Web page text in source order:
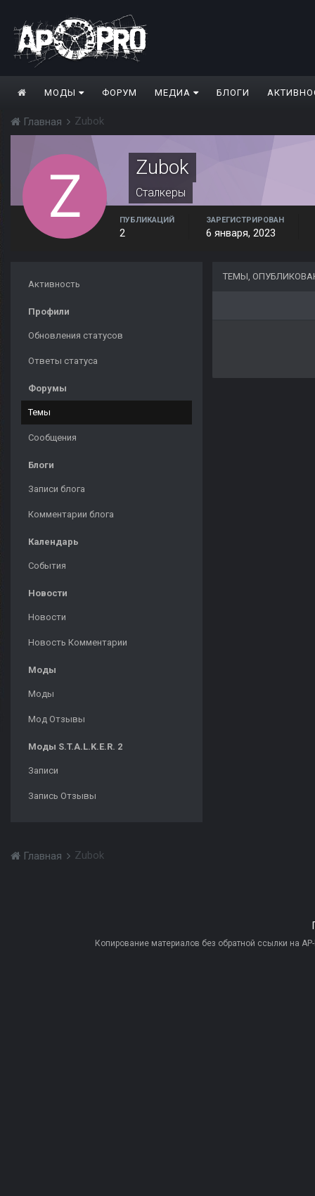
МОДЫ ФОРУМ МЕДИА БЛОГИ
Главная Zubok
Zubok
Сталкеры
ПУБЛИКАЦИЙ
2
ЗАРЕГИСТРИРОВАН
6 января, 2023
Активность
Профили
Обновления статусов
Ответы статуса
Форумы
Темы
Сообщения
Блоги
Записи блога
Комментарии блога
Календарь
События
Новости
Новости
Новость Комментарии
Моды
Моды
Мод Отзывы
Моды S.T.A.L.K.E.R. 2
Записи
Запись Отзывы
ТЕМЫ,
Главная Zubok
Копирование материалов без обратной ссылки на